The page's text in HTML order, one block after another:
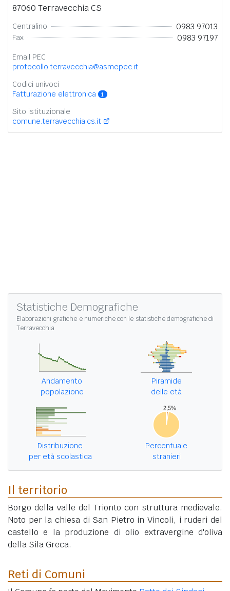
87060 Terravecchia CS
Centralino 0983 97013
Fax 0983 97197
Email PEC
protocollo.terravecchia@asmepec.it
Codici univoci
Fatturazione elettronica
1
Sito istituzionale
comune.terravecchia.cs.it
Statistiche Demografiche
Elaborazioni grafiche e numeriche con le statistiche demografiche di
Terravecchia
Andamento
popolazione
Piramide
delle età
Distribuzione
per età scolastica
Percentuale
stranieri
Il territorio
Borgo della valle del Trionto con struttura medievale.
Noto per la chiesa di San Pietro in Vincoli, i ruderi del
castello e la produzione di olio extravergine d'oliva
della Sila Greca.
Reti di Comuni